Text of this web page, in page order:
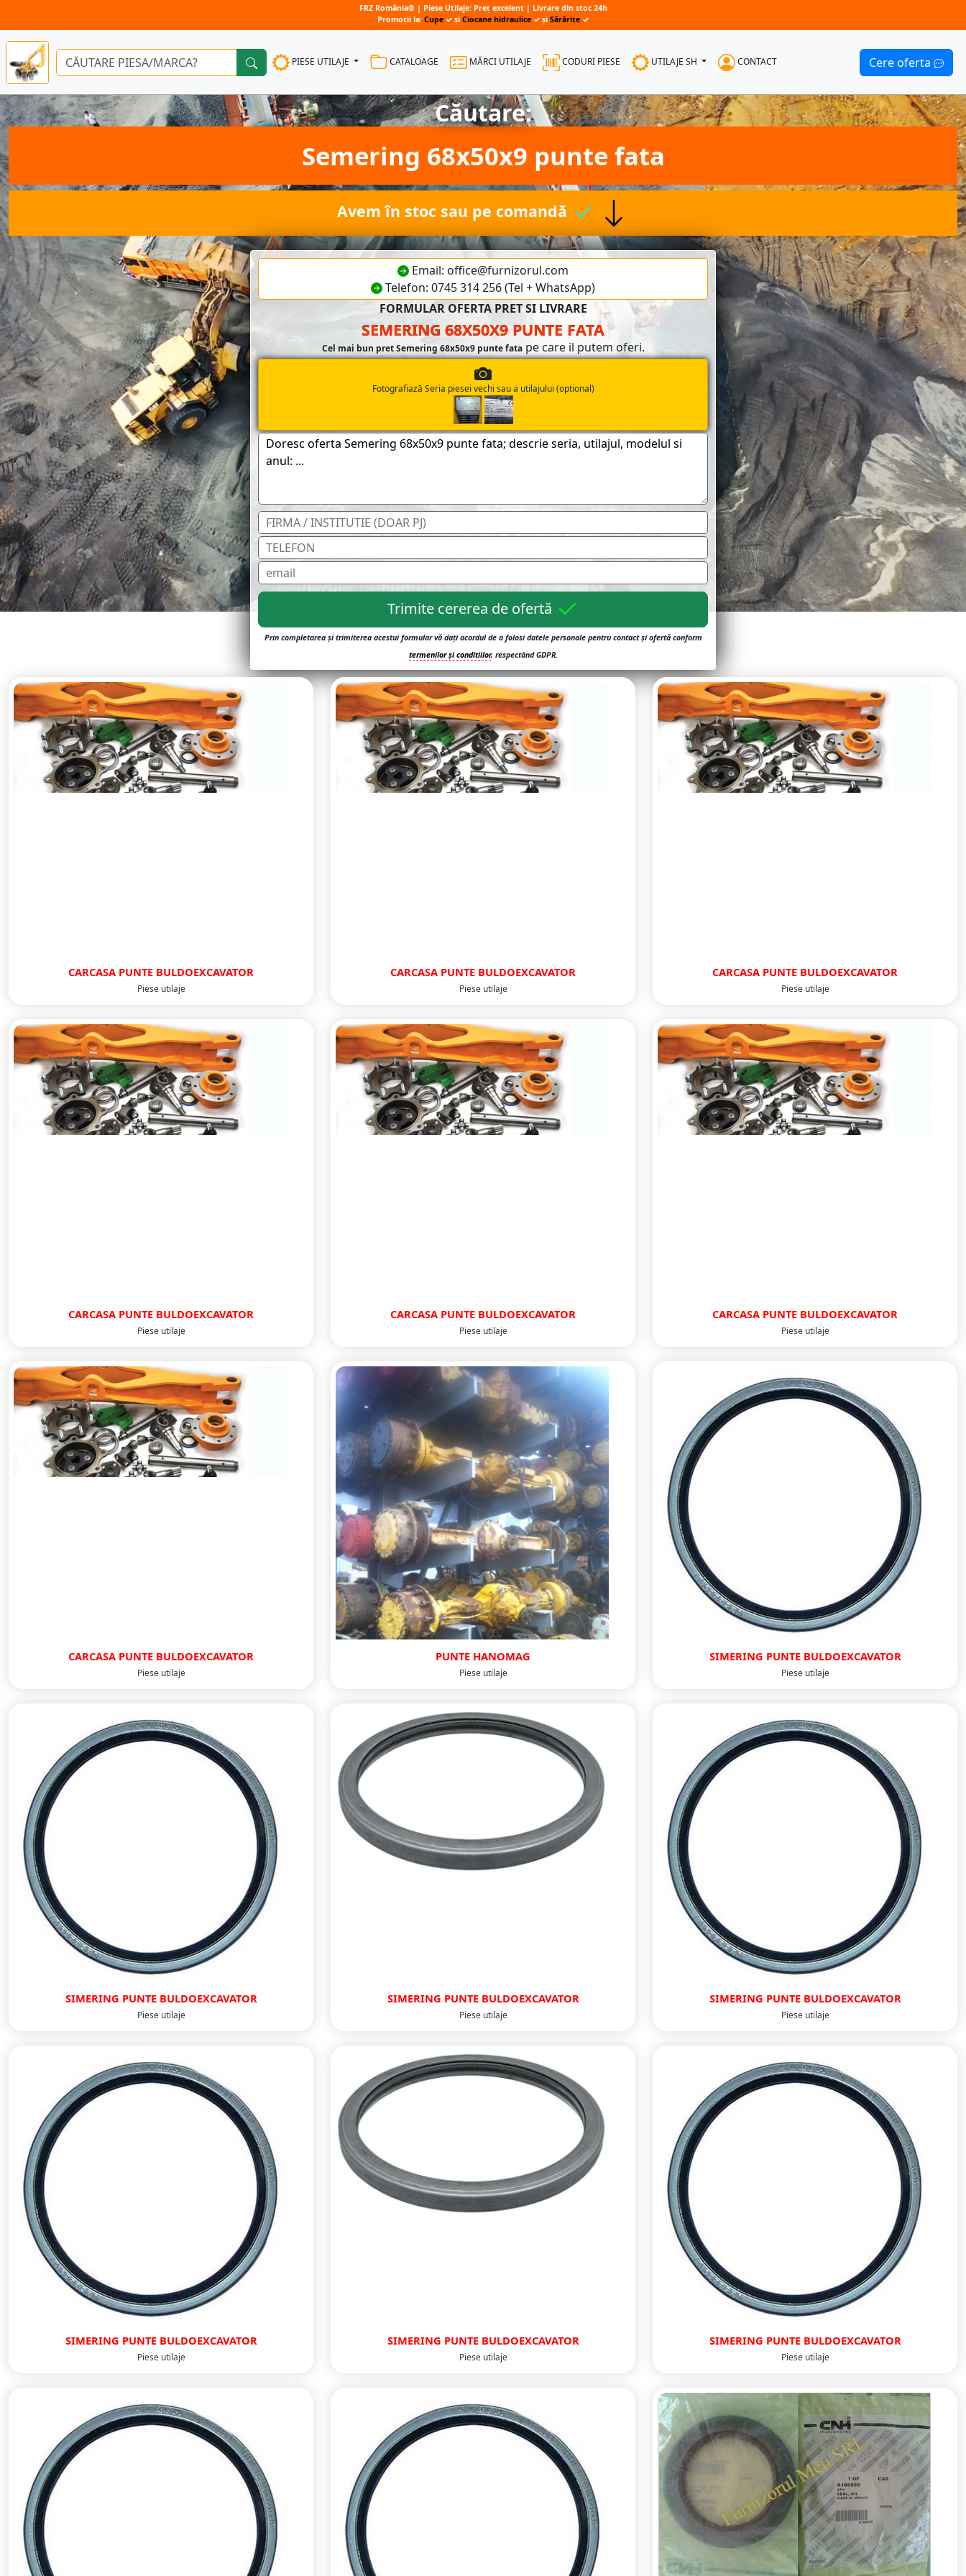
Căutare:
Semering 68x50x9 punte fata
Avem în stoc sau pe comandă
Email: office@furnizorul.com
Telefon: 0745 314 256 (Tel + WhatsApp)
FORMULAR OFERTA PRET SI LIVRARE
SEMERING 68X50X9 PUNTE FATA
Cel mai bun pret Semering 68x50x9 punte fatape care il putem oferi.
Fotografiază Seria piesei vechi sau a utilajului (optional)
Trimite cererea de ofertă
Prin completarea și trimiterea acestui formular vă dați acordul de a folosi datele personale pentru contact și ofertă conform
termenilor și conditiilor, respectând GDPR.
CARCASA PUNTE BULDOEXCAVATOR
Piese utilaje
CARCASA PUNTE BULDOEXCAVATOR
Piese utilaje
CARCASA PUNTE BULDOEXCAVATOR
Piese utilaje
CARCASA PUNTE BULDOEXCAVATOR
Piese utilaje
CARCASA PUNTE BULDOEXCAVATOR
Piese utilaje
CARCASA PUNTE BULDOEXCAVATOR
Piese utilaje
CARCASA PUNTE BULDOEXCAVATOR
Piese utilaje
PUNTE HANOMAG
Piese utilaje
SIMERING PUNTE BULDOEXCAVATOR
Piese utilaje
SIMERING PUNTE BULDOEXCAVATOR
Piese utilaje
SIMERING PUNTE BULDOEXCAVATOR
Piese utilaje
SIMERING PUNTE BULDOEXCAVATOR
Piese utilaje
SIMERING PUNTE BULDOEXCAVATOR
Piese utilaje
SIMERING PUNTE BULDOEXCAVATOR
Piese utilaje
SIMERING PUNTE BULDOEXCAVATOR
Piese utilaje
FRZ România® | Piese Utilaje: Preț excelent | Livrare din stoc 24h
Promoții la: Cupe ✓ și Ciocane hidraulice ✓ și Sărărițe ✓
PIESE UTILAJE CATALOAGE MĂRCI UTILAJE CODURI PIESE UTILAJE SH CONTACT Cere oferta